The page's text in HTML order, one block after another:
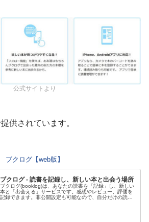
公式サイトより
供されています。
ブクログ【web版】
ブクログ - 読書を記録し、新しい本と出会う場所
ブクログ(booklog)は、あなたの読書を「記録」し、新しい
本と「出会える」サービスです。感想やレビュー、評価を
記録できます。非公開設定も可能なので、自分だけの読書